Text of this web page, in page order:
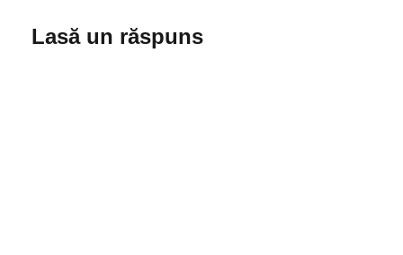
Lasă un răspuns